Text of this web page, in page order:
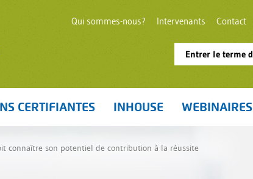
Qui sommes-nous? Intervenants Contact
CERTIFIANTES INHOUSE WEBINAIRES
connaître son potentiel de contribution à la réussite